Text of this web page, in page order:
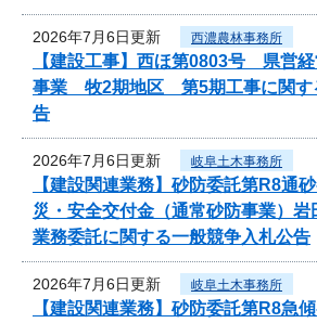
2026年7月6日更新 西濃農林事務所
【建設工事】西ほ第0803号 県営
事業 牧2期地区 第5期工事に関す
告
2026年7月6日更新 岐阜土木事務所
【建設関連業務】砂防委託第R8
災・安全交付金（通常砂防事業）
業務委託に関する一般競争入札公告
2026年7月6日更新 岐阜土木事務所
【建設関連業務】砂防委託第R8